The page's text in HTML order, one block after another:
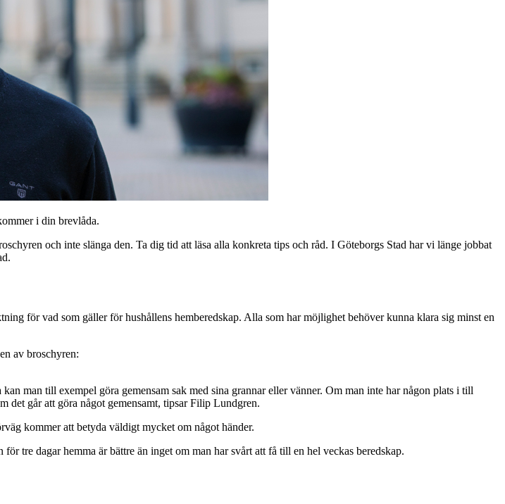
i din brevlåda.
och inte slänga den. Ta dig tid att läsa alla konkreta tips och råd. I Göteborgs Stad har vi länge jobbat
för vad som gäller för hushållens hemberedskap. Alla som har möjlighet behöver kunna klara sig minst en
av broschyren:
man till exempel göra gemensam sak med sina grannar eller vänner. Om man inte har någon plats i till
det går att göra något gemensamt, tipsar Filip Lundgren.
kommer att betyda väldigt mycket om något händer.
tre dagar hemma är bättre än inget om man har svårt att få till en hel veckas beredskap.